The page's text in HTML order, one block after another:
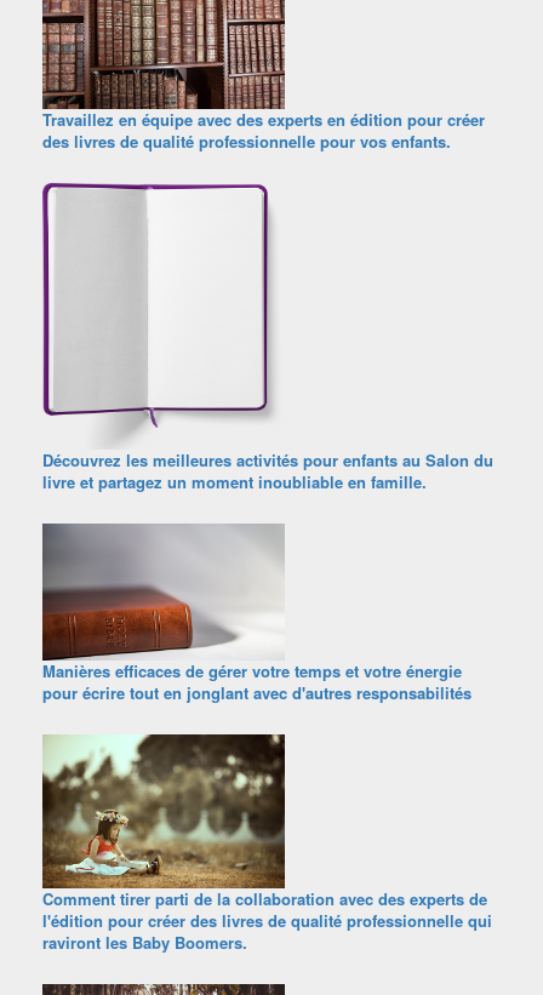
Travaillez en équipe avec des experts en édition pour créer
des livres de qualité professionnelle pour vos enfants.
Découvrez les meilleures activités pour enfants au Salon du
livre et partagez un moment inoubliable en famille.
Manières efficaces de gérer votre temps et votre énergie
pour écrire tout en jonglant avec d'autres responsabilités
Comment tirer parti de la collaboration avec des experts de
l'édition pour créer des livres de qualité professionnelle qui
raviront les Baby Boomers.